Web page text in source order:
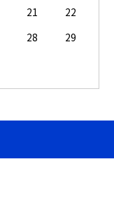
21
22
28
29